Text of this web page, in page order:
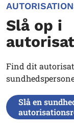
Slå op i
Find dit
Slå en